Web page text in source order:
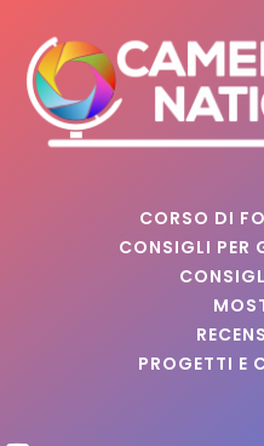
CORSO DI
CONSIGLI PER
PROGETTI E